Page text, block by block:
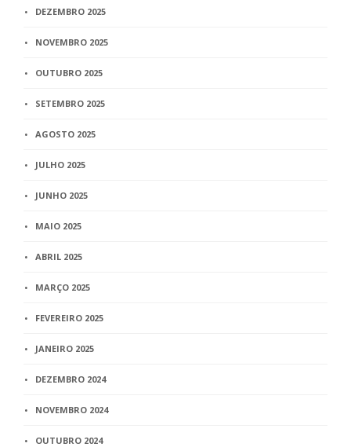
DEZEMBRO 2025
NOVEMBRO 2025
OUTUBRO 2025
SETEMBRO 2025
AGOSTO 2025
JULHO 2025
JUNHO 2025
MAIO 2025
ABRIL 2025
MARÇO 2025
FEVEREIRO 2025
JANEIRO 2025
DEZEMBRO 2024
NOVEMBRO 2024
OUTUBRO 2024